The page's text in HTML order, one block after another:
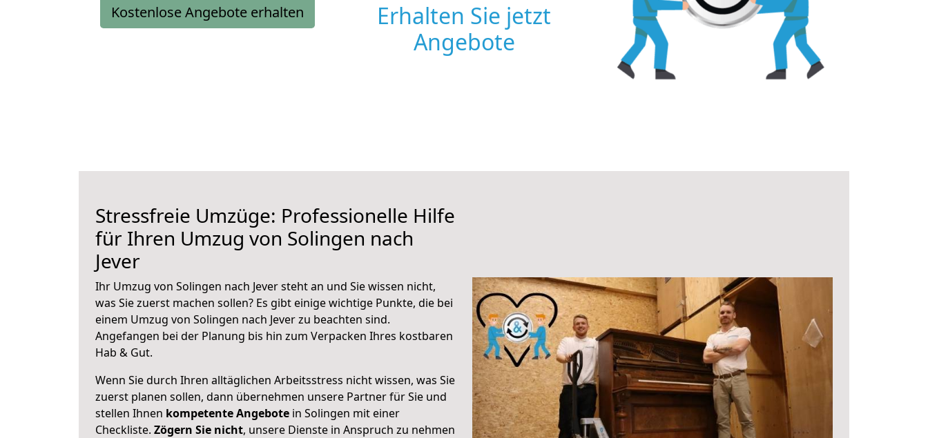
Kostenlose Angebote erhalten
Erhalten Sie jetzt
Angebote
Stressfreie Umzüge: Professionelle Hilfe
für Ihren Umzug von Solingen nach
Jever
Ihr Umzug von Solingen nach Jever steht an und Sie wissen nicht,
was Sie zuerst machen sollen? Es gibt einige wichtige Punkte, die bei
einem Umzug von Solingen nach Jever zu beachten sind.
Angefangen bei der Planung bis hin zum Verpacken Ihres kostbaren
Hab & Gut.
Wenn Sie durch Ihren alltäglichen Arbeitsstress nicht wissen, was Sie
zuerst planen sollen, dann übernehmen unsere Partner für Sie und
stellen Ihnen kompetente Angebote in Solingen mit einer
Checkliste. Zögern Sie nicht, unsere Dienste in Anspruch zu nehmen